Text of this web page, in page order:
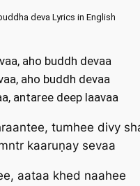
deva Lyrics in English
aho buddh devaa
aho buddh devaa
antaree deep laavaa
tumhee divy
kaaruṇay sevaa
aataa khed naahee